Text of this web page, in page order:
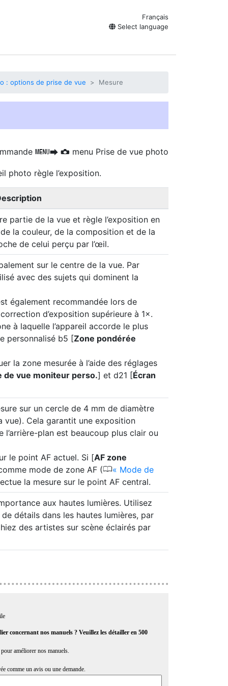
Français
Select language
: options de prise de vue Mesure
GU C menu Prise de vue photo
photo règle l’exposition.
partie de la vue et règle l’exposition en
la couleur, de la composition et de la
de celui perçu par l’œil.
sur le centre de la vue. Par
avec des sujets qui dominent la
également recommandée lors de
d’exposition supérieure à 1×.
à laquelle l’appareil accorde le plus
personnalisé b5 [Zone pondérée
la zone mesurée à l’aide des réglages
de vue moniteur perso.] et d21 [Écran
sur un cercle de 4 mm de diamètre
vue). Cela garantit une exposition
plan est beaucoup plus clair ou
le point AF actuel. Si [AF zone
mode de zone AF (0
Mode de
la mesure sur le point AF central.
aux hautes lumières. Utilisez
détails dans les hautes lumières, par
des artistes sur scène éclairés par